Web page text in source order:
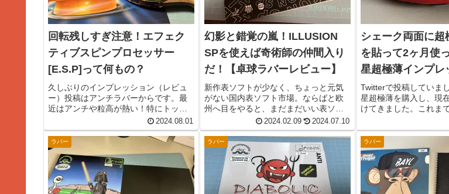
回転残しすぎ注意！エフェク
ティブスピンプロセッサー
[E.S.P]って何もの？
久しぶりのインプレッション（レビュ
ー）投稿はアンチラバーからです。最
近はアンチや粒高が熱い！特にトップ
レベルの女子で顕著なのが、バック
粒・アンチの台頭でしょう。中国の世
界ランク１位・２位を破ったインドの
ムカルジー姉妹は、バック異質に夢と
希望...
2024.08.01
幻影と錯覚の嵐！ILLUSION
SPを使えば奇術師の仲間入り
だ！【卓球ラバーレビュー】
新作表ソフトが少なく、ちょっと元気
がない国内表ソフト市場。ならばと欧
州へ目をやると、まだまだいい表ソフ
トが眠っていますね。今回紹介する
HALLMARKのILLUSION SP（イリュー
ジョンSP）は、国内商品では似たもの
が無い、不思議な表ソ...
2024.02.09 2024.07.10
シェーク両面に超
を貼って2ヶ月使
星超極薄インプレ
【卓球ラバー】
Twitterで投稿していま
星超極薄を購入し、現
けてきました。これま
陽（こちらは極薄です
し使用してきた私。木
ロや太陽などとどう違
使用してきた感覚や劣
ラバー ラバー ラバー